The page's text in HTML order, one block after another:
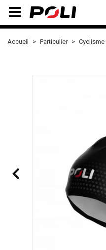
Accueil Particulier Cyclisme